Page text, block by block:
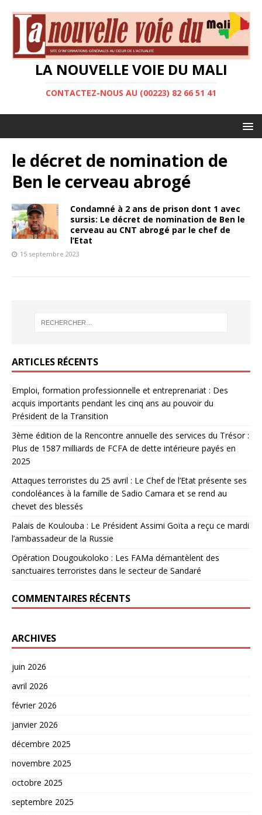
LA NOUVELLE VOIE DU MALI
CONTACTEZ-NOUS AU (00223) 82 66 51 41
le décret de nomination de
Ben le cerveau abrogé
Condamné à 2 ans de prison dont 1 avec
sursis: Le décret de nomination de Ben le
cerveau au CNT abrogé par le chef de
l’Etat
15 septembre 2023
ARTICLES RÉCENTS
Emploi, formation professionnelle et entreprenariat : Des
acquis importants pendant les cinq ans au pouvoir du
Président de la Transition
3ème édition de la Rencontre annuelle des services du Trésor :
Plus de 1587 milliards de FCFA de dette intérieure payés en
2025
Attaques terroristes du 25 avril : Le Chef de l’Etat présente ses
condoléances à la famille de Sadio Camara et se rend au
chevet des blessés
Palais de Koulouba : Le Président Assimi Goïta a reçu ce mardi
l’ambassadeur de la Russie
Opération Dougoukoloko : Les FAMa démantèlent des
sanctuaires terroristes dans le secteur de Sandaré
COMMENTAIRES RÉCENTS
ARCHIVES
juin 2026
avril 2026
février 2026
janvier 2026
décembre 2025
novembre 2025
octobre 2025
septembre 2025